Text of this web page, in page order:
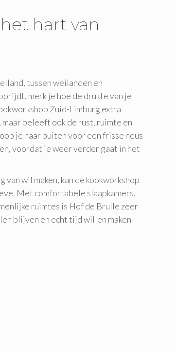
hart van
tussen weilanden en
merk je hoe de drukte van je
Zuid-Limburg extra
beleeft ook de rust, ruimte en
je naar buiten voor een frisse neus
voordat je weer verder gaat in het
wil maken, kan de kookworkshop
Met comfortabele slaapkamers,
ruimtes is Hof de Brulle zeer
blijven en echt tijd willen maken